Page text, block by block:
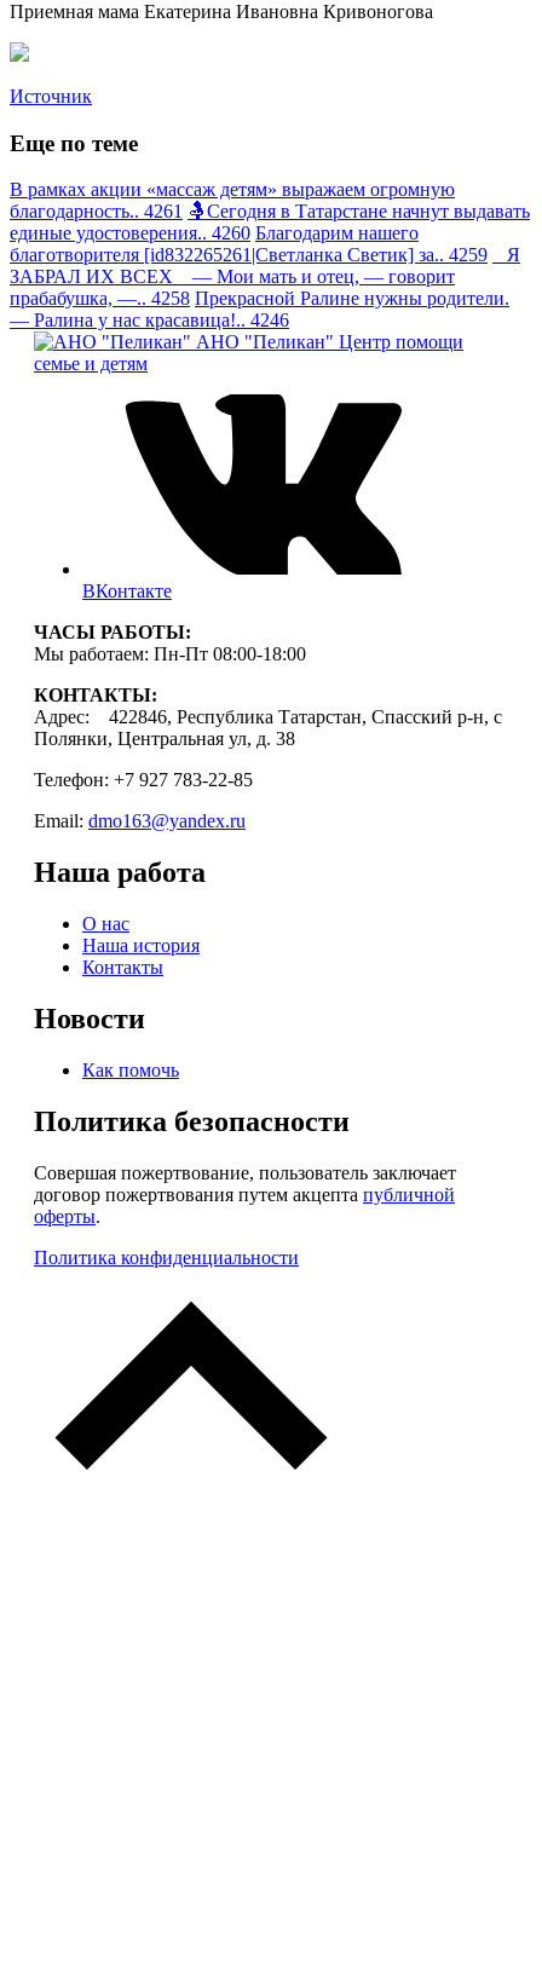
Приемная мама Екатерина Ивановна Кривоногова
Источник
Еще по теме
В рамках акции «массаж детям» выражаем огромную
благодарность.. 4261 🤱Сегодня в Татарстане начнут выдавать
единые удостоверения.. 4260 Благодарим нашего
благотворителя [id832265261|Светланка Светик] за.. 4259
Я
ЗАБРАЛ ИХ ВСЕХ — Мои мать и отец, — говорит
прабабушка, —.. 4258 Прекрасной Ралине нужны родители.
— Ралина у нас красавица!.. 4246
АНО "Пеликан" Центр помощи
семье и детям
ВКонтакте
ЧАСЫ РАБОТЫ:
Мы работаем: Пн-Пт 08:00-18:00
КОНТАКТЫ:
Адрес: 422846, Республика Татарстан, Спасский р-н, с
Полянки, Центральная ул, д. 38
Телефон: +7 927 783-22-85
Email: dmo163@yandex.ru
Наша работа
О нас
Наша история
Контакты
Новости
Как помочь
Политика безопасности
Совершая пожертвование, пользователь заключает
договор пожертвования путем акцепта публичной
оферты.
Политика конфиденциальности